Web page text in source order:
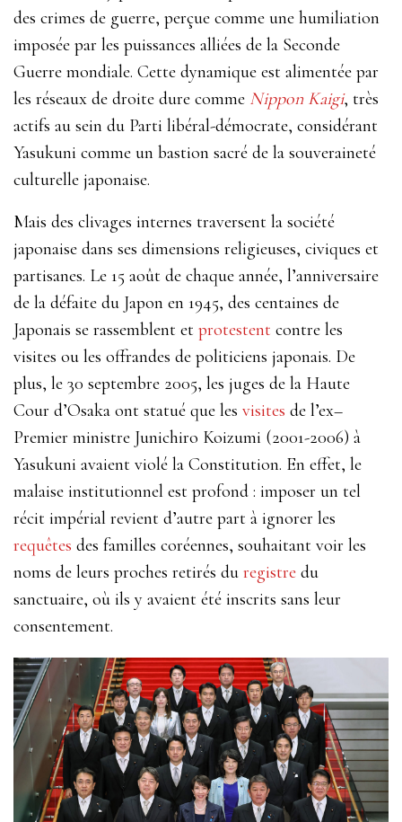
des crimes de guerre, perçue comme une humiliation
imposée par les puissances alliées de la Seconde
Guerre mondiale. Cette dynamique est alimentée par
les réseaux de droite dure comme Nippon Kaigi, très
actifs au sein du Parti libéral-démocrate, considérant
Yasukuni comme un bastion sacré de la souveraineté
culturelle japonaise.
Mais des clivages internes traversent la société
japonaise dans ses dimensions religieuses, civiques et
partisanes. Le 15 août de chaque année, l’anniversaire
de la défaite du Japon en 1945, des centaines de
Japonais se rassemblent et protestent contre les
visites ou les offrandes de politiciens japonais. De
plus, le 30 septembre 2005, les juges de la Haute
Cour d’Osaka ont statué que les visites de l’ex–
Premier ministre Junichiro Koizumi (2001-2006) à
Yasukuni avaient violé la Constitution. En effet, le
malaise institutionnel est profond : imposer un tel
récit impérial revient d’autre part à ignorer les
requêtes des familles coréennes, souhaitant voir les
noms de leurs proches retirés du registre du
sanctuaire, où ils y avaient été inscrits sans leur
consentement.